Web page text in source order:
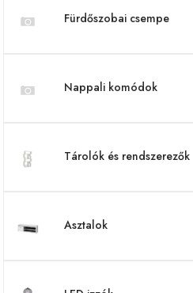
Fürdőszobai csempe
Nappali komódok
Tárolók és rendszerezők
Asztalok